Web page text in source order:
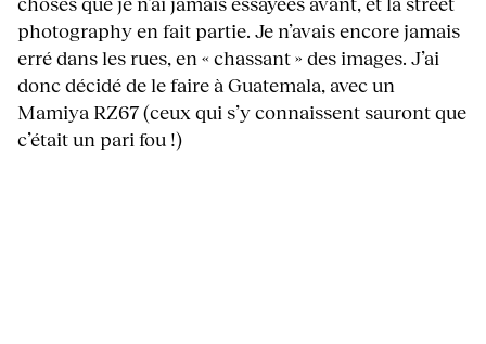
photography en fait partie. Je n’avais encore jamais
erré dans les rues, en « chassant » des images. J’ai
donc décidé de le faire à Guatemala, avec un
Mamiya RZ67 (ceux qui s’y connaissent sauront que
c’était un pari fou !)